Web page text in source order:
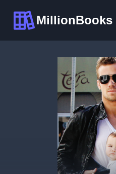
содержимому
MillionBooks